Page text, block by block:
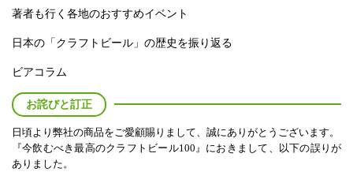
著者も行く各地のおすすめイベント
日本の「クラフトビール」の歴史を振り返る
ビアコラム
お詫びと訂正
日頃より弊社の商品をご愛顧賜りまして、誠にありがとうございます。
『今飲むべき最高のクラフトビール100』におきまして、以下の誤りが
ありました。